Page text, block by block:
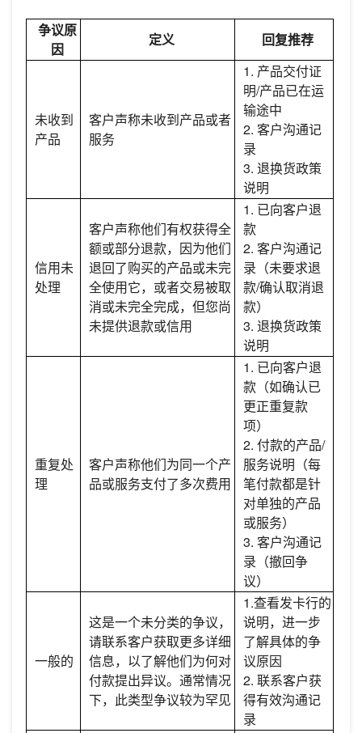
争议原
因
定义 回复推荐
未收到
产品
客户声称未收到产品或者
服务
1. 产品交付证
明/产品已在运
输途中
2. 客户沟通记
录
3. 退换货政策
说明
信用未
处理
客户声称他们有权获得全
额或部分退款，因为他们
退回了购买的产品或未完
全使用它，或者交易被取
消或未完全完成，但您尚
未提供退款或信用
1. 已向客户退
款
2. 客户沟通记
录（未要求退
款/确认取消退
款）
3. 退换货政策
说明
重复处
理
客户声称他们为同一个产
品或服务支付了多次费用
1. 已向客户退
款（如确认已
更正重复款
项）
2. 付款的产品/
服务说明（每
笔付款都是针
对单独的产品
或服务）
3. 客户沟通记
录（撤回争
议）
一般的
这是一个未分类的争议，
请联系客户获取更多详细
信息，以了解他们为何对
付款提出异议。通常情况
下，此类型争议较为罕见
1.查看发卡行的
说明，进一步
了解具体的争
议原因
2. 联系客户获
得有效沟通记
录